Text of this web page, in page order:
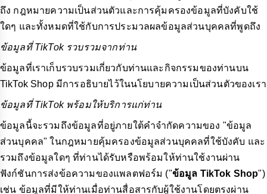
ถึง กฎหมายความเป็นส่วนตัวและการคุ้มครองข้อมูลที่บังคับใช้
ใดๆ และทั้งหมดที่ใช้กับการประมวลผลข้อมูลส่วนบุคคลที่พูดถึง
ข้อมูลที่ TikTok รวบรวมจากท่าน
ข้อมูลที่เราเก็บรวบรวมเกี่ยวกับท่านและกิจกรรมของท่านบน
TikTok Shop มีการอธิบายไว้ในนโยบายความเป็นส่วนตัวของเรา
ข้อมูลที่ TikTok พร้อมให้บริการแก่ท่าน
ข้อมูลนี้จะรวมถึงข้อมูลที่อยู่ภายใต้คำจำกัดความของ "ข้อมูล
ส่วนบุคคล" ในกฎหมายคุ้มครองข้อมูลส่วนบุคคลที่ใช้บังคับ และ
รวมถึงข้อมูลใดๆ ที่ท่านได้รับหรือพร้อมให้ท่านใช้งานผ่าน
ฟังก์ชันการส่งข้อความของแพลตฟอร์ม ("ข้อมูล TikTok Shop")
เช่น ข้อมูลที่มีให้ท่านเมื่อท่านสื่อสารกับผู้ใช้งานโดยตรงผ่าน